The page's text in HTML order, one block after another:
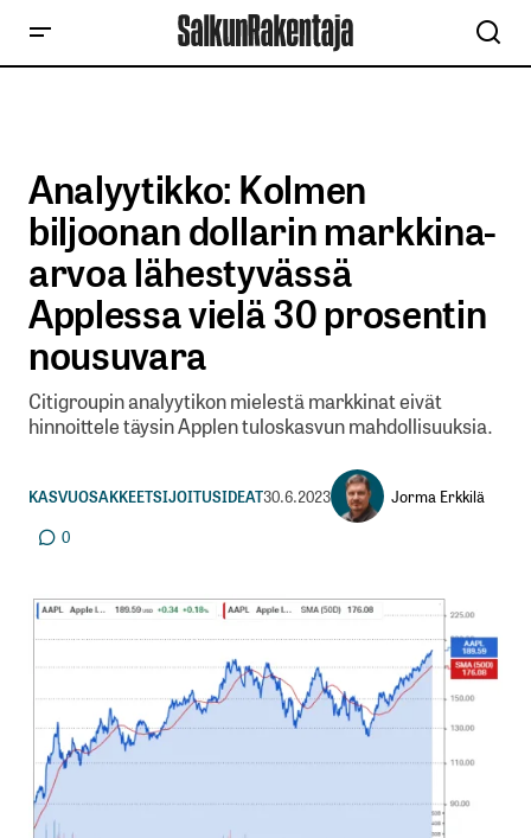
Analyytikko: Kolmen
biljoonan dollarin markkina-
arvoa lähestyvässä
Applessa vielä 30 prosentin
nousuvara
Citigroupin analyytikon mielestä markkinat eivät
hinnoittele täysin Applen tuloskasvun mahdollisuuksia.
KASVUOSAKKEETSIJOITUSIDEAT30.6.2023
Jorma Erkkilä
0